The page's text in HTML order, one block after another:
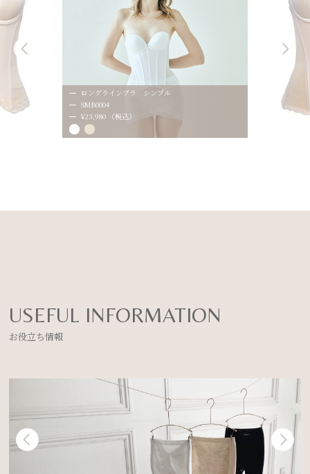
ロングラインブラ シンプル
SMB0004
¥23,980 （税込）
USEFUL INFORMATION
お役立ち情報